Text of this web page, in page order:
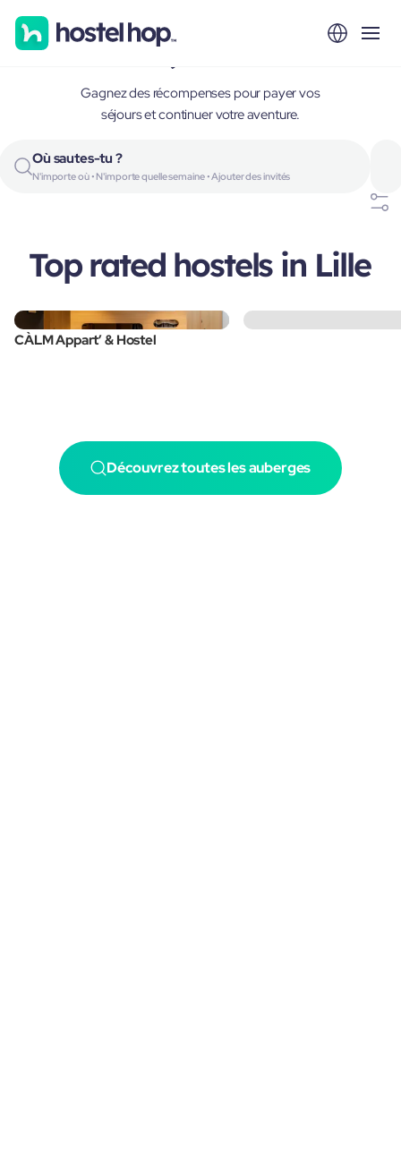
Lille, France
Gagnez des récompenses pour payer vos
séjours et continuer votre aventure.
Où sautes-tu ?
N'importe où • N'importe quelle semaine • Ajouter des invités
Top rated hostels in Lille
CÀLM Appart’ & Hostel
Découvrez toutes les auberges